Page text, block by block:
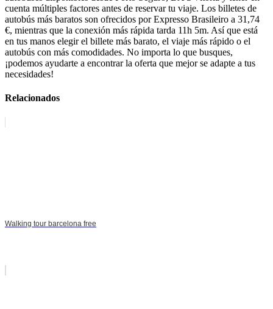
cuenta múltiples factores antes de reservar tu viaje. Los billetes de
autobús más baratos son ofrecidos por Expresso Brasileiro a 31,74
€, mientras que la conexión más rápida tarda 11h 5m. Así que está
en tus manos elegir el billete más barato, el viaje más rápido o el
autobús con más comodidades. No importa lo que busques,
¡podemos ayudarte a encontrar la oferta que mejor se adapte a tus
necesidades!
Relacionados
Walking tour barcelona free